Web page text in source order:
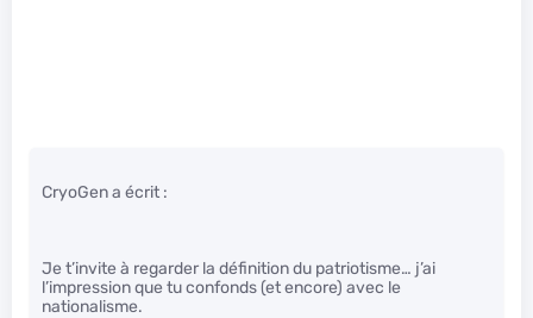
CryoGen a écrit :
Je t’invite à regarder la définition du patriotisme… j’ai
l’impression que tu confonds (et encore) avec le
nationalisme.